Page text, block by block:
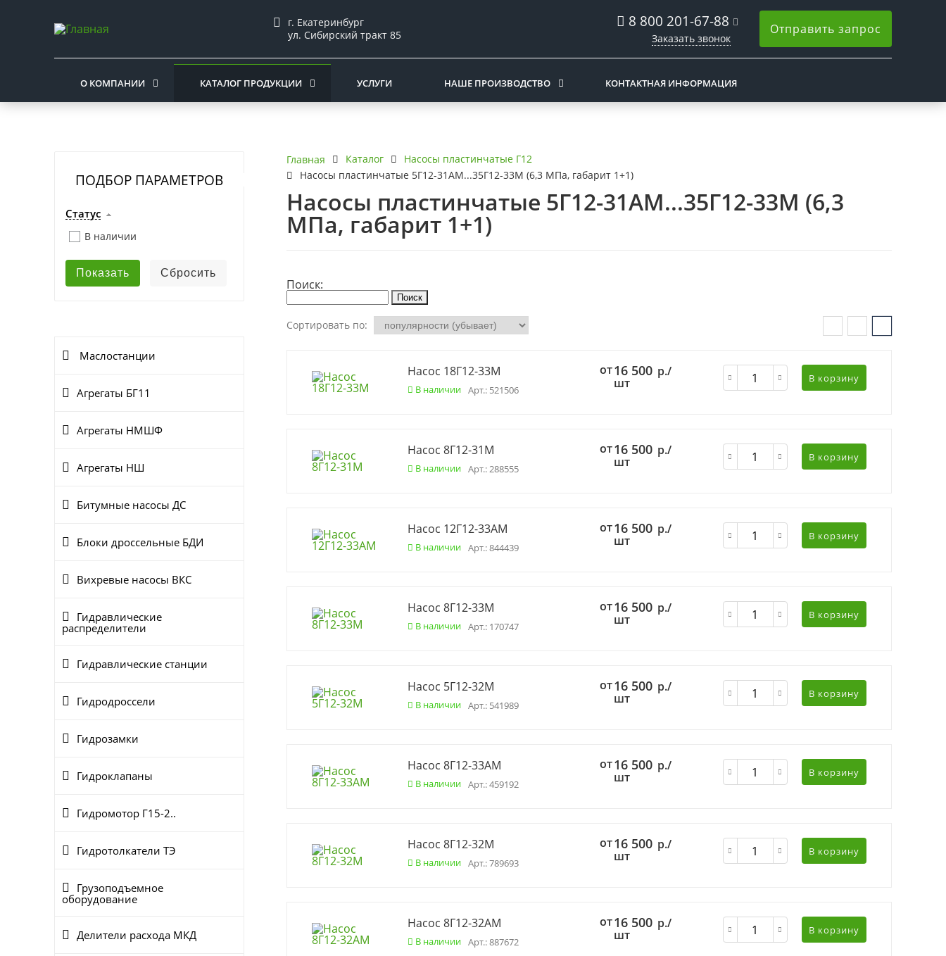
г. Екатеринбург
ул. Сибирский тракт 85
8 800 201-67-88
Заказать звонок
Отправить запрос
О КОМПАНИИ КАТАЛОГ ПРОДУКЦИИ УСЛУГИ НАШЕ ПРОИЗВОДСТВО КОНТАКТНАЯ ИНФОРМАЦИЯ
ПОДБОР ПАРАМЕТРОВ
Статус
В наличии
Маслостанции
Агрегаты БГ11
Агрегаты НМШФ
Агрегаты НШ
Битумные насосы ДС
Блоки дроссельные БДИ
Вихревые насосы ВКС
Гидравлические
распределители
Гидравлические станции
Гидродроссели
Гидрозамки
Гидроклапаны
Гидромотор Г15-2..
Гидротолкатели ТЭ
Грузоподъемное
оборудование
Делители расхода МКД
Главная Каталог
Насосы пластинчатые Г12
Насосы пластинчатые 5Г12-31АМ...35Г12-33М (6,3 МПа, габарит 1+1)
Насосы пластинчатые 5Г12-31АМ...35Г12-33М (6,3
МПа, габарит 1+1)
Поиск:
Сортировать по:
Насос 18Г12-33М
В наличии Арт.: 521506
от16 500 р./
шт В корзину
Насос 8Г12-31М
В наличии Арт.: 288555
от16 500 р./
шт В корзину
Насос 12Г12-33АМ
В наличии Арт.: 844439
от16 500 р./
шт В корзину
Насос 8Г12-33М
В наличии Арт.: 170747
от16 500 р./
шт В корзину
Насос 5Г12-32М
В наличии Арт.: 541989
от16 500 р./
шт В корзину
Насос 8Г12-33АМ
В наличии Арт.: 459192
от16 500 р./
шт В корзину
Насос 8Г12-32М
В наличии Арт.: 789693
от16 500 р./
шт В корзину
Насос 8Г12-32АМ
В наличии Арт.: 887672
от16 500 р./
шт В корзину